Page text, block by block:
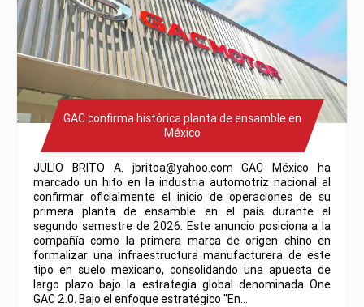
GAC confirma histórica planta de ensamble en
México
JULIO BRITO A. jbritoa@yahoo.com GAC México ha
marcado un hito en la industria automotriz nacional al
confirmar oficialmente el inicio de operaciones de su
primera planta de ensamble en el país durante el
segundo semestre de 2026. Este anuncio posiciona a la
compañía como la primera marca de origen chino en
formalizar una infraestructura manufacturera de este
tipo en suelo mexicano, consolidando una apuesta de
largo plazo bajo la estrategia global denominada One
GAC 2.0. Bajo el enfoque estratégico "En…